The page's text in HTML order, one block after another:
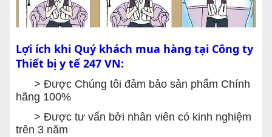
Lợi ích khi Quý khách mua hàng tại Công ty
Thiết bị y tế 247 VN:
> Được Chúng tôi đảm bảo sản phẩm Chính
hãng 100%
> Được tư vấn bởi nhân viên có kinh nghiệm
trên 3 năm